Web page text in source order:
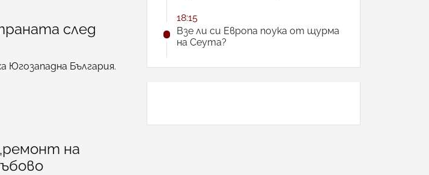
след
Югозападна България.
на
18:15
Взе ли си Европа поука от щурма
на Сеута?